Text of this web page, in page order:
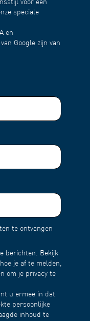
voor een
speciale
en
van Google zijn van
te ontvangen
berichten. Bekijk
je af te melden,
om je privacy te
u ermee in dat
persoonlijke
inhoud te